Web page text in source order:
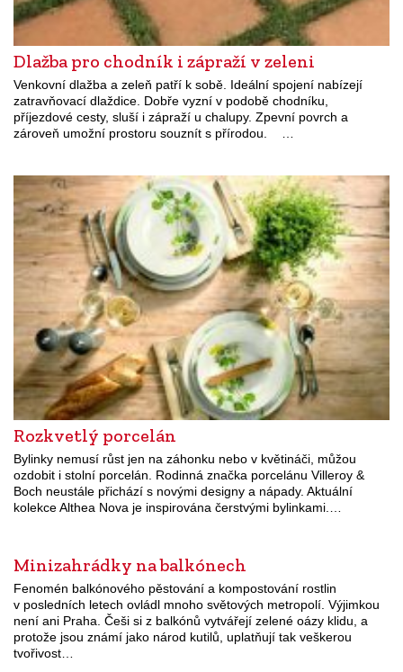
Dlažba pro chodník i zápraží v zeleni
Venkovní dlažba a zeleň patří k sobě. Ideální spojení nabízejí
zatravňovací dlaždice. Dobře vyzní v podobě chodníku,
příjezdové cesty, sluší i zápraží u chalupy. Zpevní povrch a
zároveň umožní prostoru souznít s přírodou. …
Rozkvetlý porcelán
Bylinky nemusí růst jen na záhonku nebo v květináči, můžou
ozdobit i stolní porcelán. Rodinná značka porcelánu Villeroy &
Boch neustále přichází s novými designy a nápady. Aktuální
kolekce Althea Nova je inspirována čerstvými bylinkami.…
Minizahrádky na balkónech
Fenomén balkónového pěstování a kompostování rostlin
v posledních letech ovládl mnoho světových metropolí. Výjimkou
není ani Praha. Češi si z balkónů vytvářejí zelené oázy klidu, a
protože jsou známí jako národ kutilů, uplatňují tak veškerou
tvořivost…